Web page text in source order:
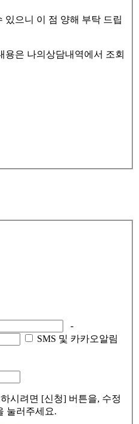
있으니 이 점 양해 부탁 드립
용은 나의상담내역에서 조회
-
SMS 및 카카오알림
시려면 [신청] 버튼을, 수정
눌러주세요.